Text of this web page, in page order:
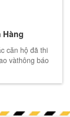
Hàng
căn hộ đã thi
vàthông báo